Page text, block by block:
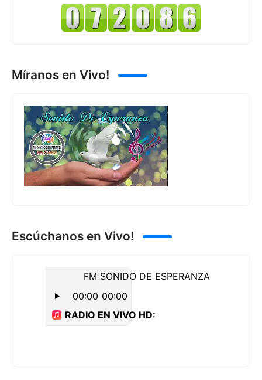
Míranos en Vivo!
Escúchanos en Vivo!